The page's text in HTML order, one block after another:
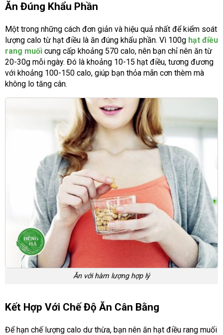
Ăn Đúng Khẩu Phần
Một trong những cách đơn giản và hiệu quả nhất để kiểm soát
lượng calo từ hạt điều là ăn đúng khẩu phần. Vì 100g hạt điều
rang muối cung cấp khoảng 570 calo, nên bạn chỉ nên ăn từ
20-30g mỗi ngày. Đó là khoảng 10-15 hạt điều, tương đương
với khoảng 100-150 calo, giúp bạn thỏa mãn cơn thèm mà
không lo tăng cân.
Ăn với hàm lượng hợp lý
Kết Hợp Với Chế Độ Ăn Cân Bằng
Để hạn chế lượng calo dư thừa, bạn nên ăn hạt điều rang muối